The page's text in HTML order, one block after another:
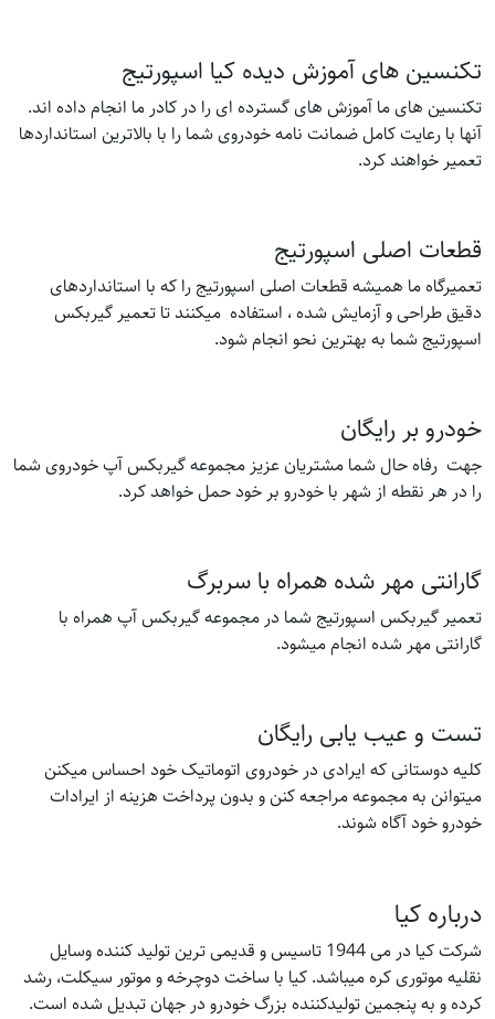
تکنسین های آموزش دیده کیا اسپورتیج
تکنسین های ما آموزش های گسترده ای را در کادر ما انجام داده اند.
آنها با رعایت کامل ضمانت نامه خودروی شما را با بالاترین استانداردها
تعمیر خواهند کرد.
قطعات اصلی اسپورتیج
تعمیرگاه ما همیشه قطعات اصلی اسپورتیج را که با استانداردهای
دقیق طراحی و آزمایش شده ، استفاده میکنند تا تعمیر گیربکس
اسپورتیج شما به بهترین نحو انجام شود.
خودرو بر رایگان
جهت رفاه حال شما مشتریان عزیز مجموعه گیربکس آپ خودروی شما
را در هر نقطه از شهر با خودرو بر خود حمل خواهد کرد.
گارانتی مهر شده همراه با سربرگ
تعمیر گیربکس اسپورتیج شما در مجموعه گیربکس آپ همراه با
گارانتی مهر شده انجام میشود.
تست و عیب یابی رایگان
کلیه دوستانی که ایرادی در خودروی اتوماتیک خود احساس میکنن
میتوانن به مجموعه مراجعه کنن و بدون پرداخت هزینه از ایرادات
خودرو خود آگاه شوند.
درباره کیا
شرکت کیا در می 1944 تاسیس و قدیمی ترین تولید کننده وسایل
نقلیه موتوری کره میباشد. کیا با ساخت دوچرخه و موتور سیکلت، رشد
کرده و به پنجمین تولیدکننده بزرگ خودرو در جهان تبدیل شده است.